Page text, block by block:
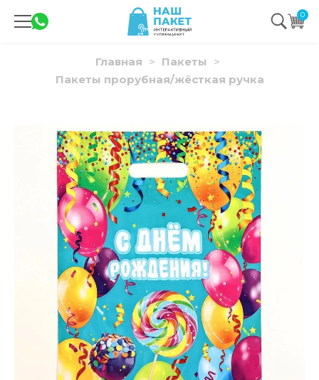
0
Главная
Пакеты
Пакеты прорубная/жёсткая ручка